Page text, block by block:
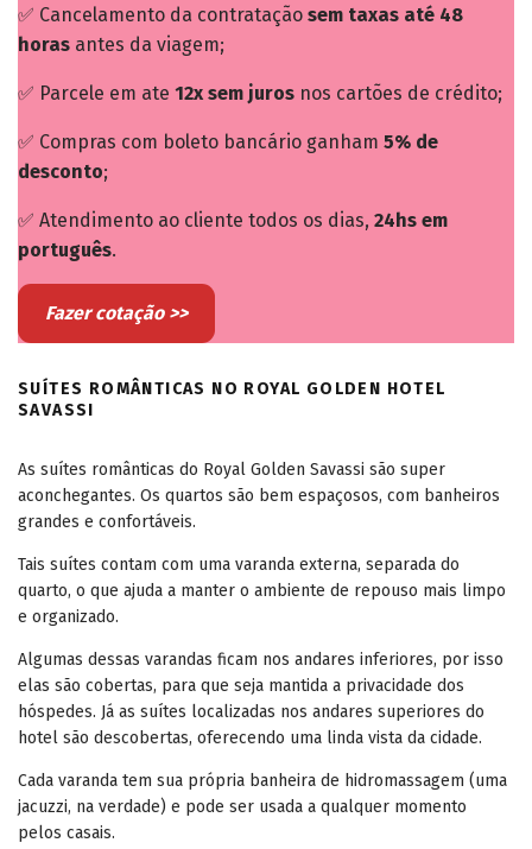
✅ Cancelamento da contratação sem taxas até 48
horas antes da viagem;
✅ Parcele em ate 12x sem juros nos cartões de crédito;
✅ Compras com boleto bancário ganham 5% de
desconto;
✅ Atendimento ao cliente todos os dias, 24hs em
português.
Fazer cotação >>
SUÍTES ROMÂNTICAS NO ROYAL GOLDEN HOTEL
SAVASSI
As suítes românticas do Royal Golden Savassi são super
aconchegantes. Os quartos são bem espaçosos, com banheiros
grandes e confortáveis.
Tais suítes contam com uma varanda externa, separada do
quarto, o que ajuda a manter o ambiente de repouso mais limpo
e organizado.
Algumas dessas varandas ficam nos andares inferiores, por isso
elas são cobertas, para que seja mantida a privacidade dos
hóspedes. Já as suítes localizadas nos andares superiores do
hotel são descobertas, oferecendo uma linda vista da cidade.
Cada varanda tem sua própria banheira de hidromassagem (uma
jacuzzi, na verdade) e pode ser usada a qualquer momento
pelos casais.